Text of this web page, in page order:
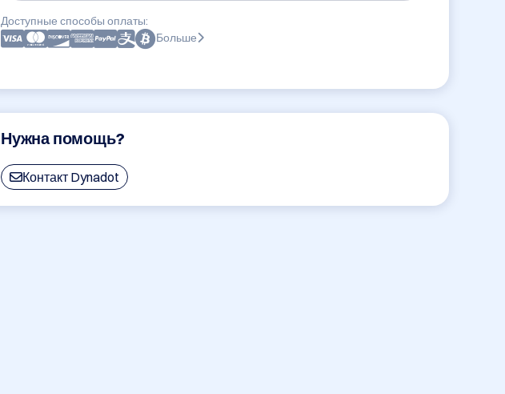
Доступные способы оплаты:
Больше
Нужна помощь?
Контакт Dynadot